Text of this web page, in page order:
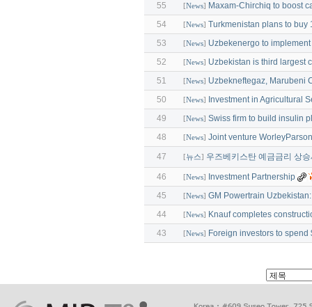
55
[News]
Maxam-Chirchiq to boost
54
[News] Turkmenistan plans to
53
[News] Uzbekenergo to
52
[News] Uzbekistan is third largest
51
[News] Uzbekneftegaz, Marubeni
50
[News]
Investment in Agricultural
49
[News] Swiss firm to build insulin
48
[News] Joint venture
47
[뉴스] 우즈베키스탄 예금금리 상
46 [News]
Investment Partnership
45
[News] GM Powertrain
44
[News]
Knauf completes
43
[News] Foreign investors to
장